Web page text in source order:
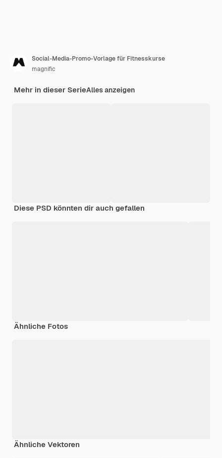
Social-Media-Promo-Vorlage für Fitnesskurse
magnific
Mehr in dieser SerieAlles anzeigen
Diese PSD könnten dir auch gefallen
Ähnliche Fotos
Ähnliche Vektoren